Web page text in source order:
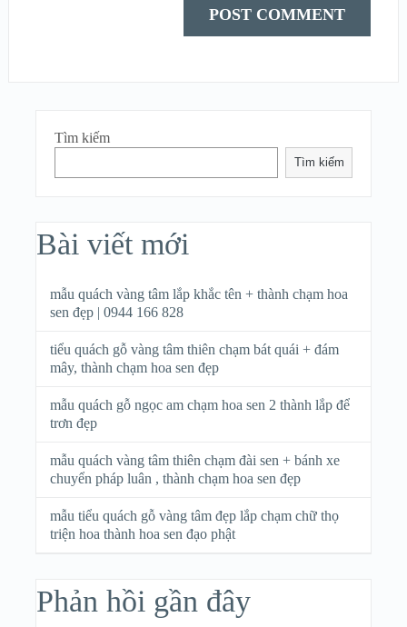
Tìm kiếm
Tìm kiếm
Bài viết mới
mẫu quách vàng tâm lắp khắc tên + thành chạm hoa
sen đẹp | 0944 166 828
tiểu quách gỗ vàng tâm thiên chạm bát quái + đám
mây, thành chạm hoa sen đẹp
mẫu quách gỗ ngọc am chạm hoa sen 2 thành lắp để
trơn đẹp
mẫu quách vàng tâm thiên chạm đài sen + bánh xe
chuyển pháp luân , thành chạm hoa sen đẹp
mẫu tiểu quách gỗ vàng tâm đẹp lắp chạm chữ thọ
triện hoa thành hoa sen đạo phật
Phản hồi gần đây